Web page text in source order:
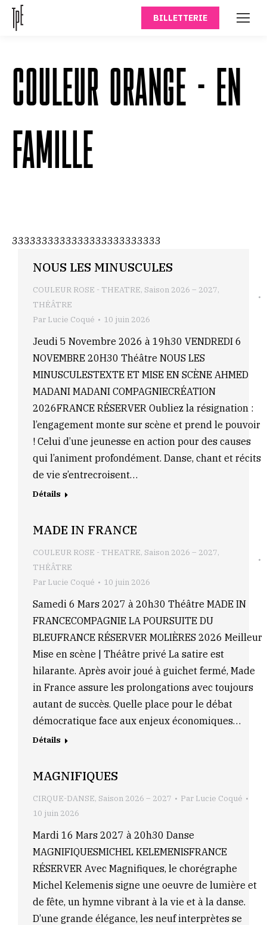
BILLETTERIE
COULEUR ORANGE - EN
FAMILLE
3333333333333333333333333
NOUS LES MINUSCULES
COULEUR ROSE - THEATRE, Saison 2026 – 2027,
THÉÂTRE
Par Lucie Coqué 10 juin 2026
Jeudi 5 Novembre 2026 à 19h30 VENDREDI 6
NOVEMBRE 20H30 Théâtre NOUS LES
MINUSCULESTEXTE ET MISE EN SCÈNE AHMED
MADANI MADANI COMPAGNIECRÉATION
2026FRANCE RÉSERVER Oubliez la résignation :
l’engagement monte sur scène et prend le pouvoir
! Celui d’une jeunesse en action pour des causes
qui l’animent profondément. Danse, chant et récits
de vie s’entrecroisent…
Détails
MADE IN FRANCE
COULEUR ROSE - THEATRE, Saison 2026 – 2027,
THÉÂTRE
Par Lucie Coqué 10 juin 2026
Samedi 6 Mars 2027 à 20h30 Théâtre MADE IN
FRANCECOMPAGNIE LA POURSUITE DU
BLEUFRANCE RÉSERVER MOLIÈRES 2026 Meilleur
Mise en scène | Théâtre privé La satire est
hilarante. Après avoir joué à guichet fermé, Made
in France assure les prolongations avec toujours
autant de succès. Quelle place pour le débat
démocratique face aux enjeux économiques…
Détails
MAGNIFIQUES
CIRQUE-DANSE, Saison 2026 – 2027 Par Lucie Coqué
10 juin 2026
Mardi 16 Mars 2027 à 20h30 Danse
MAGNIFIQUESMICHEL KELEMENISFRANCE
RÉSERVER Avec Magnifiques, le chorégraphe
Michel Kelemenis signe une oeuvre de lumière et
de fête, un hymne vibrant à la vie et à la danse.
D’une grande élégance, les neuf interprètes se